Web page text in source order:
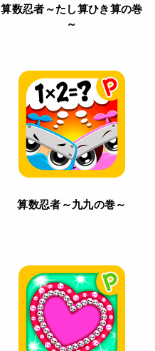
算数忍者～たし算ひき算の巻
～
算数忍者～九九の巻～